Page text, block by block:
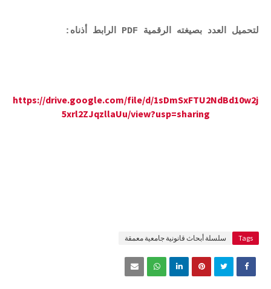
لتحميل العدد بصيغته الرقمية PDF الرابط أذناه:
https://drive.google.com/file/d/1sDmSxFTU2NdBd10w2j
5xrl2ZJqzllaUu/view?usp=sharing
Tags سلسلة أبحاث قانونية جامعية معمقة